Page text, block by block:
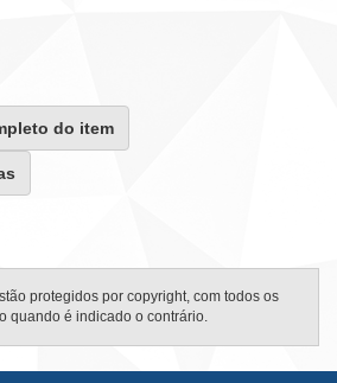
do item
protegidos por copyright, com todos os
quando é indicado o contrário.